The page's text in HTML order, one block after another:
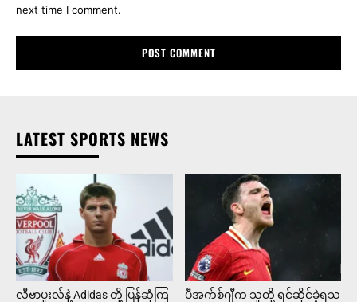
next time I comment.
LATEST SPORTS NEWS
လီဗာပူးလ်နဲ့ Adidas တို့ ပြန်ဆုံကြ
ပီအက်စ်ဂျီက သူတို့ ရင်ဆိုင်ခဲ့ရသ